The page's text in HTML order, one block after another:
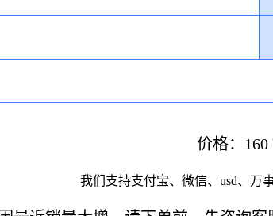
价格：160
我们支持支付宝、微信、usd、万